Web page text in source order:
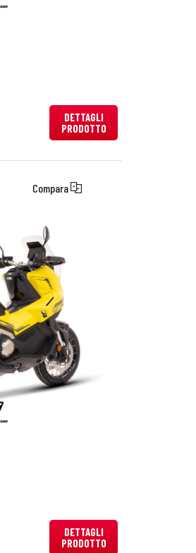
DETTAGLI
PRODOTTO
Compara
DETTAGLI
PRODOTTO